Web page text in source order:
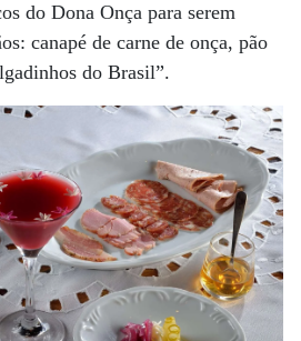
do Dona Onça para serem
canapé de carne de onça, pão
do Brasil”.